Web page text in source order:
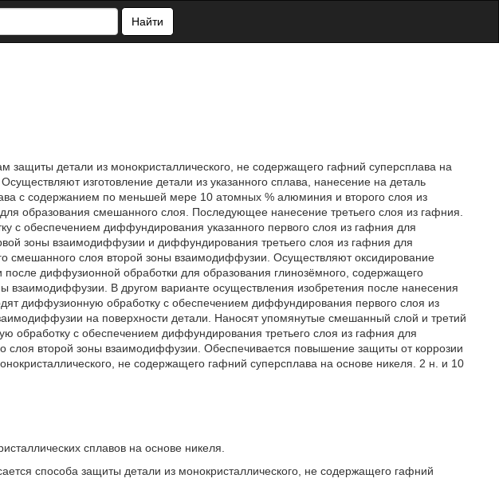
Найти
защиты детали из монокристаллического, не содержащего гафний суперсплава на
изготовление детали из указанного сплава, нанесение на деталь
с содержанием по меньшей мере 10 атомных % алюминия и второго слоя из
образования смешанного слоя. Последующее нанесение третьего слоя из гафния.
с обеспечением диффундирования указанного первого слоя из гафния для
зоны взаимодиффузии и диффундирования третьего слоя из гафния для
смешанного слоя второй зоны взаимодиффузии. Осуществляют оксидирование
диффузионной обработки для образования глинозёмного, содержащего
взаимодиффузии. В другом варианте осуществления изобретения после нанесения
диффузионную обработку с обеспечением диффундирования первого слоя из
на поверхности детали. Наносят упомянутые смешанный слой и третий
обработку с обеспечением диффундирования третьего слоя из гафния для
слоя второй зоны взаимодиффузии. Обеспечивается повышение защиты от коррозии
не содержащего гафний суперсплава на основе никеля. 2 н. и 10
сплавов на основе никеля.
способа защиты детали из монокристаллического, не содержащего гафний